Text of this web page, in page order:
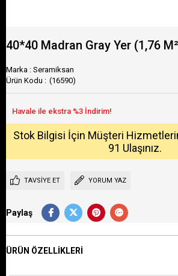
40*40 Madran Gray Yer (1,76
Marka : Seramiksan
(16590)
Stok Bilgisi İçin Müşteri
91 Ulaşınız.
TAVSIYE ET YORUM YAZ
Paylaş
ÜRÜN ÖZELLIKLERI